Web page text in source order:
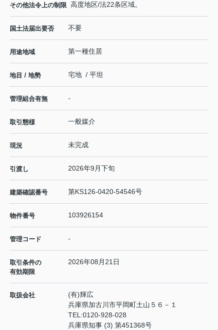
その他法令上の制限 高度地区/法22条区域。
国土法届出要否 不要
用途地域 第一種住居
地目 / 地勢 宅地 / 平坦
管理組合有無 -
取引態様 一般媒介
現況 未完成
引渡し 2026年9月下旬
建築確認番号 第KS126-0420-54546号
物件番号 103926154
管理コード -
取引条件の
有効期限
2026年08月21日
取扱会社
(有)輝広
兵庫県加古川市平岡町土山５６－１
TEL:0120-928-028
兵庫県知事 (3) 第451368号